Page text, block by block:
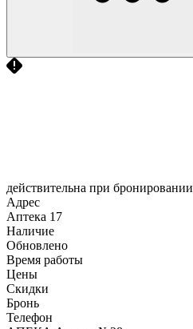
действительна при бронировании
Адрес
Аптека 17
Наличие
Обновлено
Время работы
Цены
Скидки
Бронь
Телефон